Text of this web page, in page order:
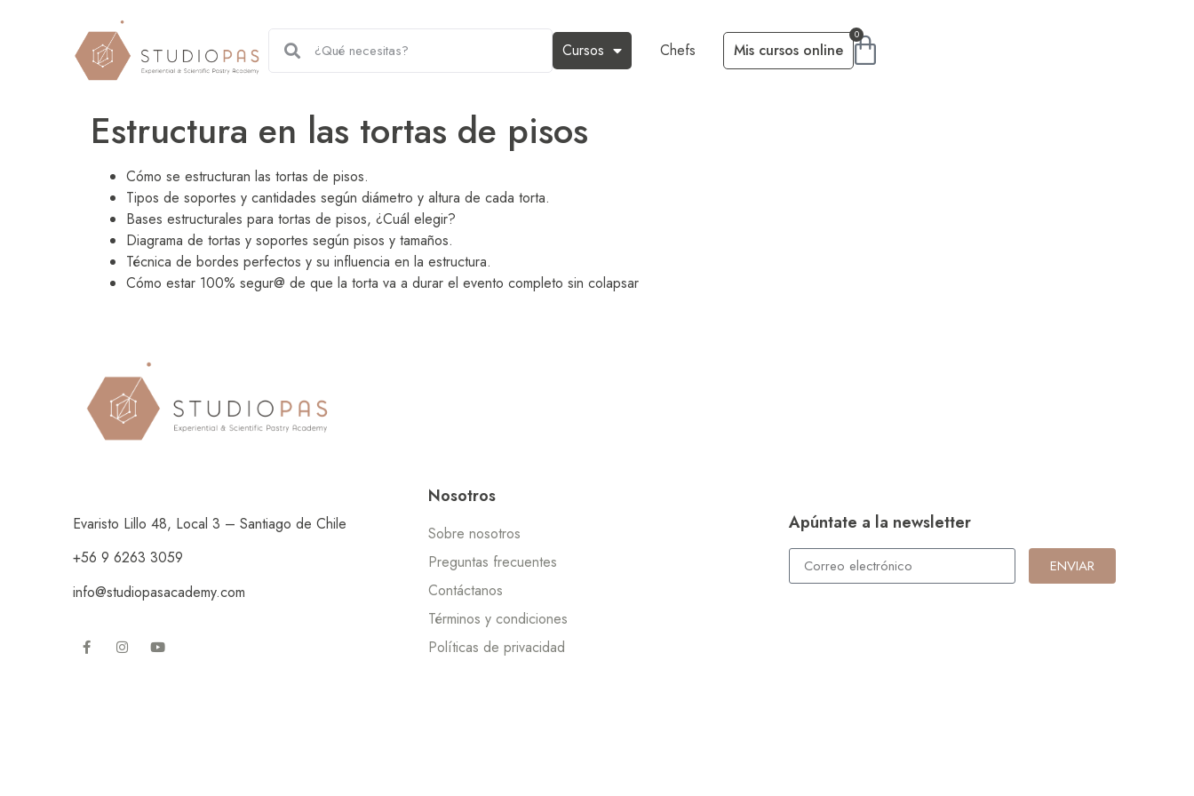
Cursos Chefs Mis cursos online
0
Estructura en las tortas de pisos
Cómo se estructuran las tortas de pisos.
Tipos de soportes y cantidades según diámetro y altura de cada torta.
Bases estructurales para tortas de pisos, ¿Cuál elegir?
Diagrama de tortas y soportes según pisos y tamaños.
Técnica de bordes perfectos y su influencia en la estructura.
Cómo estar 100% segur@ de que la torta va a durar el evento completo sin colapsar
Evaristo Lillo 48, Local 3 – Santiago de Chile
+56 9 6263 3059
info@studiopasacademy.com
Nosotros
Sobre nosotros
Preguntas frecuentes
Contáctanos
Términos y condiciones
Políticas de privacidad
Apúntate a la newsletter
ENVIAR